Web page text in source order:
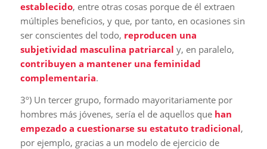
establecido, entre otras cosas porque de él extraen
múltiples beneficios, y que, por tanto, en ocasiones sin
ser conscientes del todo, reproducen una
subjetividad masculina patriarcal y, en paralelo,
contribuyen a mantener una feminidad
complementaria.
3º) Un tercer grupo, formado mayoritariamente por
hombres más jóvenes, sería el de aquellos que han
empezado a cuestionarse su estatuto tradicional,
por ejemplo, gracias a un modelo de ejercicio de